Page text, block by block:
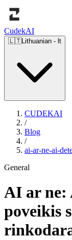
CudekAI
🇱🇹Lithuanian - lt
CUDEKAI
/
Blog
/
ai-ar-ne-ai-
General
AI ar ne:
poveikis